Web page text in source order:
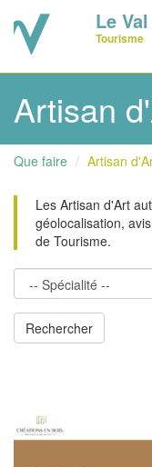
Le Val
Tourisme
Artisan
Que faire Artisan
Les Artisan d'Art
géolocalisation,
de Tourisme.